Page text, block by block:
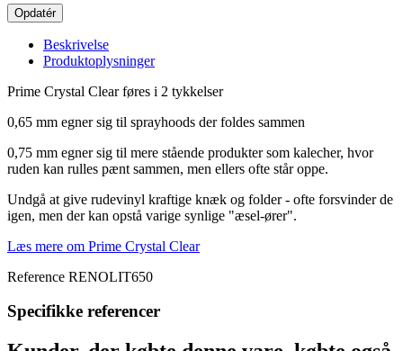
Beskrivelse
Produktoplysninger
Prime Crystal Clear føres i 2 tykkelser
0,65 mm egner sig til sprayhoods der foldes sammen
0,75 mm egner sig til mere stående produkter som kalecher, hvor
ruden kan rulles pænt sammen, men ellers ofte står oppe.
Undgå at give rudevinyl kraftige knæk og folder - ofte forsvinder de
igen, men der kan opstå varige synlige "æsel-ører".
Læs mere om Prime Crystal Clear
Reference RENOLIT650
Specifikke referencer